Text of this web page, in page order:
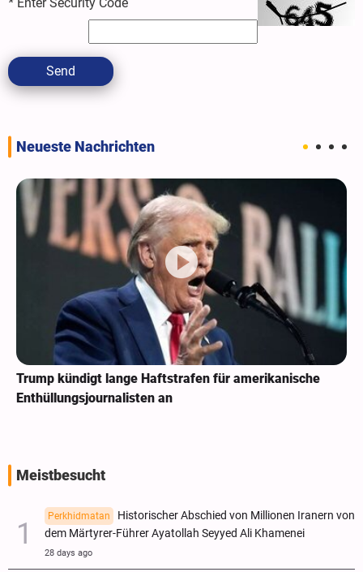
* Enter Security Code
Send
Neueste Nachrichten
Trump kündigt lange Haftstrafen für amerikanische
Enthüllungsjournalisten an
Meistbesucht
Perkhidmatan
Historischer Abschied von Millionen Iranern von
dem Märtyrer-Führer Ayatollah Seyyed Ali Khamenei
28 days ago